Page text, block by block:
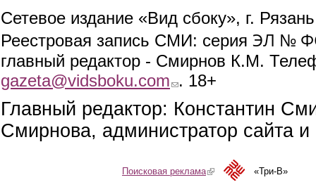
Сетевое издание «Вид сбоку», г.
Реестровая запись СМИ: серия ЭЛ №
главный редактор - Смирнов К.М.
gazeta@vidsboku.com (link sends e-mail)
. 18+
Главный редактор: Константин
Смирнова, администратор сайта
Поисковая реклама(link is external)«Три-В»